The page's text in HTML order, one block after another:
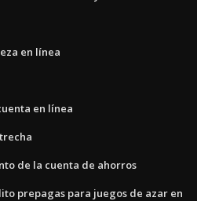
en línea
en línea
de la cuenta de ahorros
prepagas para juegos de azar en